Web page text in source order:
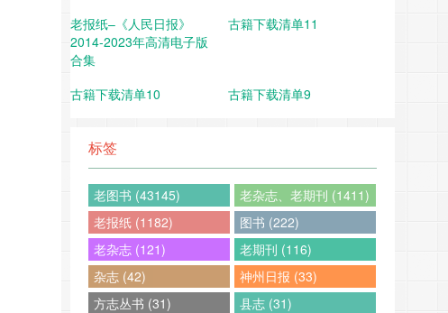
老报纸–《人民日报》
2014-2023年高清电子版
合集
古籍下载清单11
古籍下载清单10 古籍下载清单9
标签
老图书 (43145)
老杂志、老期刊 (1411)
老报纸 (1182)
图书 (222)
老杂志 (121)
老期刊 (116)
杂志 (42)
神州日报 (33)
方志丛书 (31)
县志 (31)